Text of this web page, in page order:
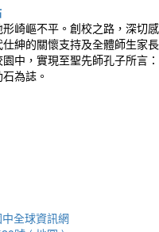
形崎嶇不平。創校之路，深切
仕紳的關懷支持及全體師生家
園中，實現至聖先師孔子所言
為誌。
中全球資訊網